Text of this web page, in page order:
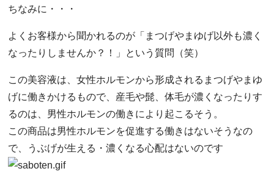
ちなみに・・・
よくお客様から聞かれるのが「まつげやまゆげ以外も濃く
なったりしませんか？！」という質問（笑）
この美容液は、女性ホルモンから形成されるまつげやまゆ
げに働きかけるもので、産毛や髭、体毛が濃くなったりす
るのは、男性ホルモンの働きにより起こるそう。
この商品は男性ホルモンを促進する働きはないそうなの
で、うぶげが生える・濃くなる心配はないのです